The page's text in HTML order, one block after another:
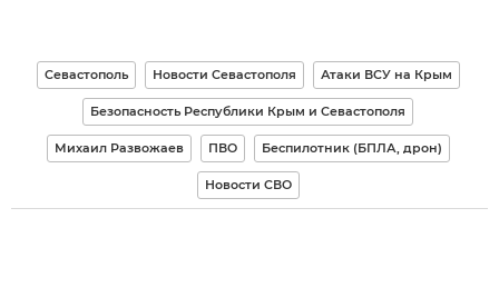
Севастополь Новости Севастополя Атаки ВСУ на Крым
Безопасность Республики Крым и Севастополя
Михаил Развожаев ПВО Беспилотник (БПЛА, дрон)
Новости СВО